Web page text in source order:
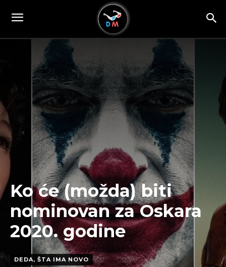
Ko će (možda) biti
nominovan za Oskara
2020. godine
DEDA, ŠTA IMA NOVO